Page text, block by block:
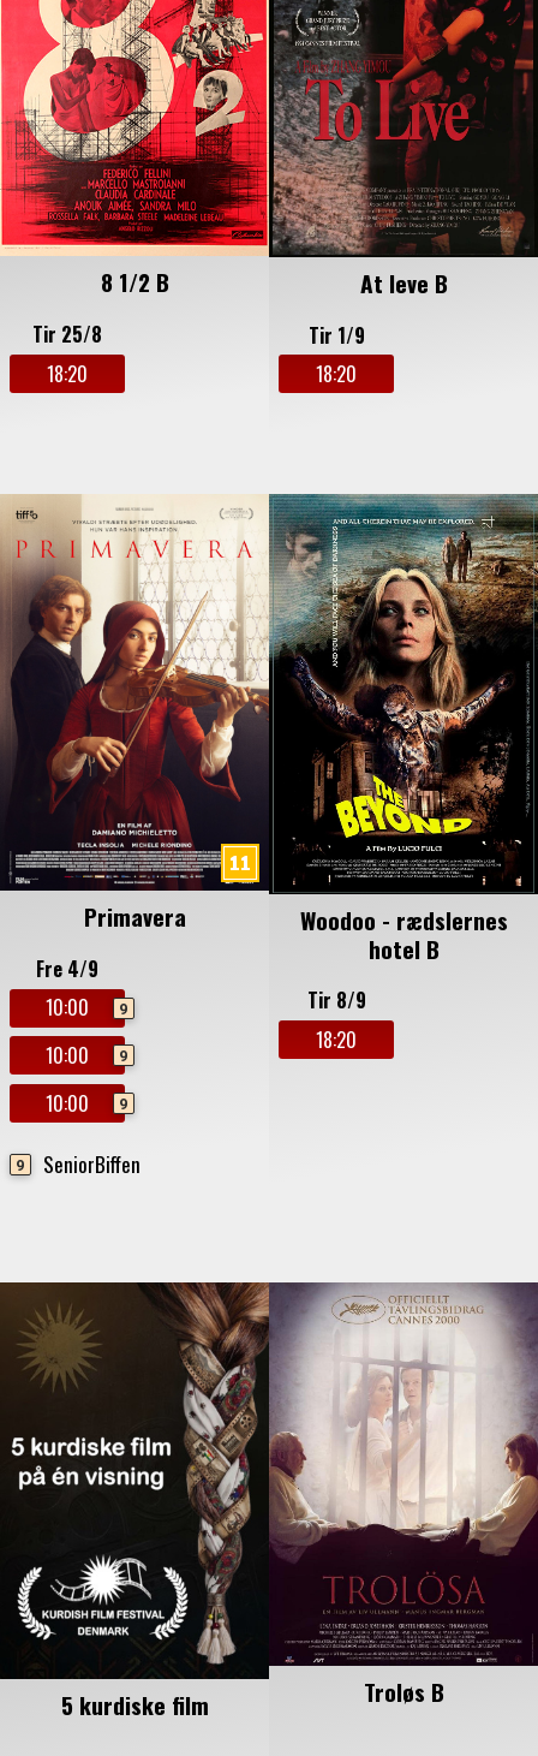
8 1/2 B
Tir 25/8
18:20
At leve B
Tir 1/9
18:20
Primavera
Fre 4/9
10:00
9
10:00 9
10:00 9
9 SeniorBiffen
Woodoo - rædslernes
hotel B
Tir 8/9
18:20
5 kurdiske film Troløs B